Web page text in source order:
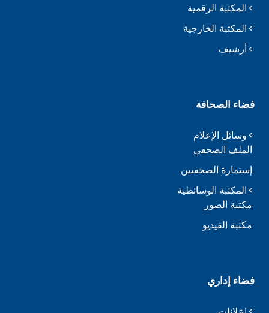
المكتبة الرقمية
المكتبة الخارجية
أرشيف
فضاء الصحافة
وسائل الإعلام
الملف الصحفي
إستمارة الصحفيين
المكتبة الوسائطية
مكتبة الصور
مكتبة الفيديو
فضاء إداري